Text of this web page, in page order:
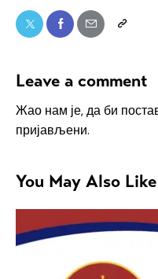
Leave a comment
Жао нам је, да би
пријављени.
You May Also Like